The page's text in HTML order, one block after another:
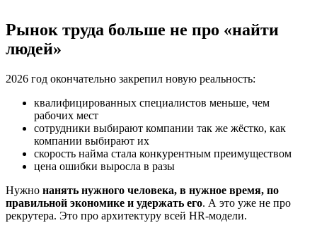
Рынок труда больше не про «найти
людей»
2026 год окончательно закрепил новую реальность:
квалифицированных специалистов меньше, чем
рабочих мест
сотрудники выбирают компании так же жёстко, как
компании выбирают их
скорость найма стала конкурентным преимуществом
цена ошибки выросла в разы
Нужно нанять нужного человека, в нужное время, по
правильной экономике и удержать его. А это уже не про
рекрутера. Это про архитектуру всей HR-модели.